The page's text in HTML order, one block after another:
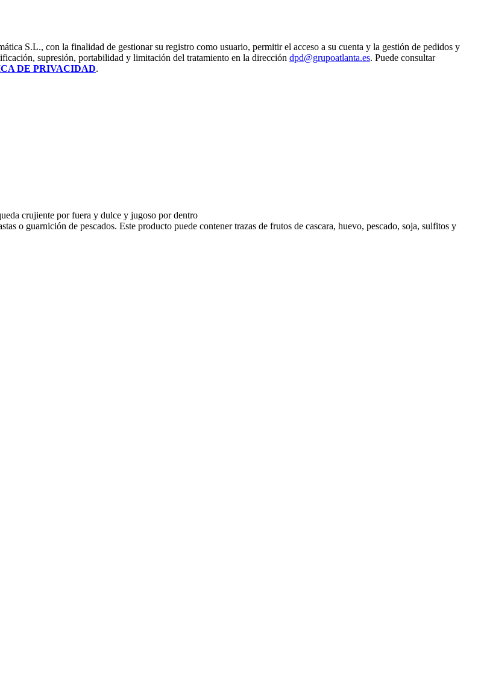
S.L., con la finalidad de gestionar su registro como usuario, permitir el acceso a su cuenta y la gestión de pedidos y
supresión, portabilidad y limitación del tratamiento en la dirección dpd@grupoatlanta.es. Puede consultar
DE PRIVACIDAD.
crujiente por fuera y dulce y jugoso por dentro
o guarnición de pescados. Este producto puede contener trazas de frutos de cascara, huevo, pescado, soja, sulfitos y